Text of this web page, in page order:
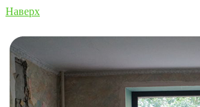
Наверх